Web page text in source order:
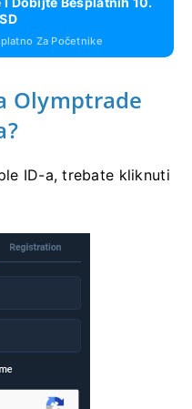
Za Početnike
Olymptrade
ID-a, trebate kliknuti